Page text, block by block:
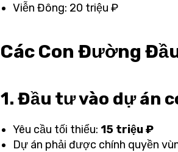
Viễn Đông: 20 triệu ₽
Các Con Đường
1. Đầu tư vào dự án
Yêu cầu tối thiểu: 15 triệu ₽
Dự án phải được chính quyền